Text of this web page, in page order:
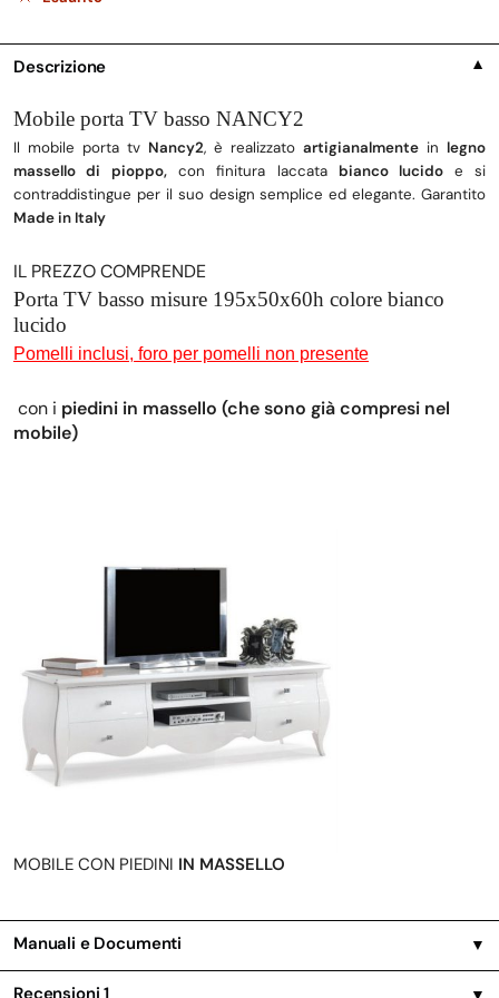
Descrizione ▼
Mobile porta TV basso NANCY2
Il mobile porta tv Nancy2, è realizzato artigianalmente in legno
massello di pioppo,con finitura laccata bianco lucido e si
contraddistingue per il suo design semplice ed elegante. Garantito
Made in Italy
IL PREZZO COMPRENDE
Porta TV basso misure 195x50x60h colore bianco
lucido
Pomelli inclusi, foro per pomelli non presente
con i piedini in massello (che sono già compresi nel
mobile)
MOBILE CON PIEDINI IN MASSELLO
Manuali e Documenti ▼
Recensioni1 ▼